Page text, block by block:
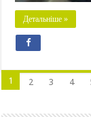
Детальніше »
1 2 3 4